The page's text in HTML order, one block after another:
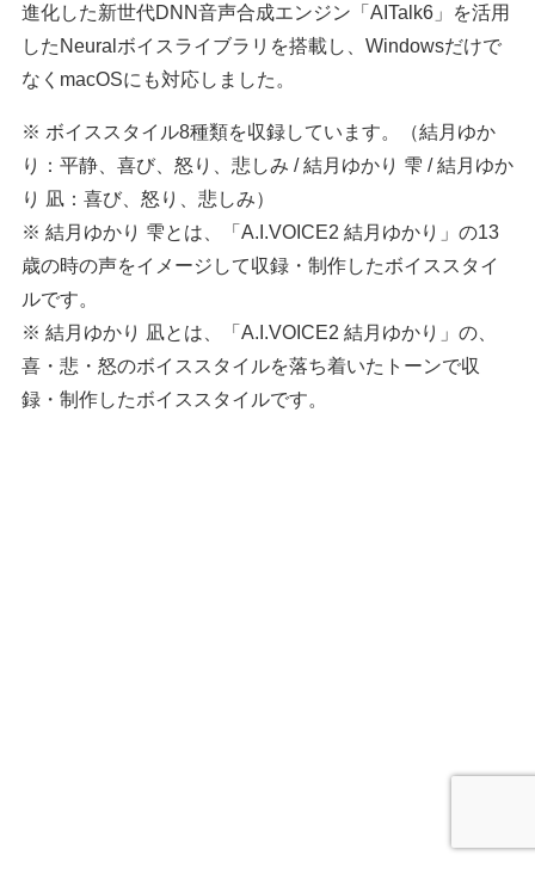
進化した新世代DNN音声合成エンジン「AITalk6」を活用
したNeuralボイスライブラリを搭載し、Windowsだけで
なくmacOSにも対応しました。
※ ボイススタイル8種類を収録しています。（結月ゆか
り：平静、喜び、怒り、悲しみ / 結月ゆかり 雫 / 結月ゆか
り 凪：喜び、怒り、悲しみ）
※ 結月ゆかり 雫とは、「A.I.VOICE2 結月ゆかり」の13
歳の時の声をイメージして収録・制作したボイススタイ
ルです。
※ 結月ゆかり 凪とは、「A.I.VOICE2 結月ゆかり」の、
喜・悲・怒のボイススタイルを落ち着いたトーンで収
録・制作したボイススタイルです。